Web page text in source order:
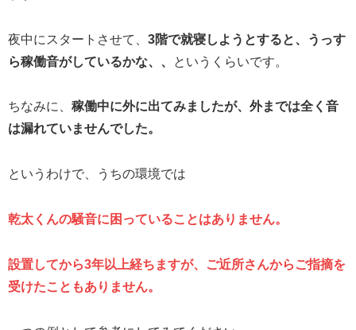
夜中にスタートさせて、 3階で就寝しようとすると、うっす
ら稼働音がしているかな、、
というくらいです。
ちなみに、 稼働中に外に出てみましたが、外までは全く音
は漏れていませんでした。
というわけで、うちの環境では
乾太くんの騒音に困っていることはありません。
設置してから3年以上経ちますが、
ご近所さんからご指摘を
受けたこともありません。